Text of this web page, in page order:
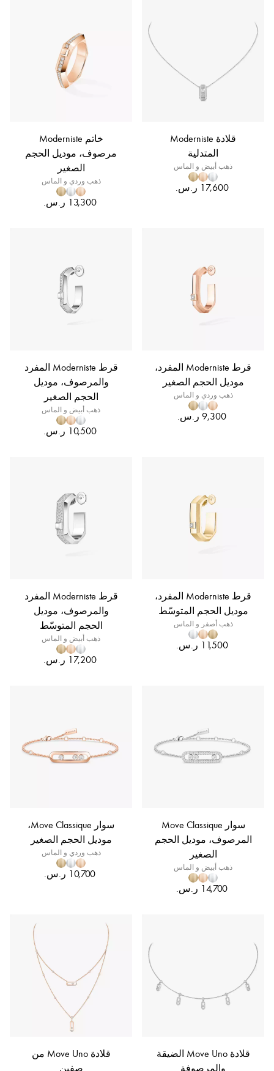
قلادة Moderniste
المتدلية
ذهب أبيض و الماس
‏17,600 ر.س.‏
خاتم Moderniste
مرصوف، موديل الحجم
الصغير
ذهب وردي و الماس
‏13,300 ر.س.‏
قرط Moderniste المفرد،
موديل الحجم الصغير
ذهب وردي و الماس
قرط Moderniste المفرد
والمرصوف، موديل
الحجم الصغير
ذهب أبيض و الماس
‏10,500 ر.س.‏
قرط Moderniste المفرد،
موديل الحجم المتوسّط
ذهب أصفر و الماس
‏11,500 ر.س.‏
قرط Moderniste المفرد
والمرصوف، موديل
الحجم المتوسّط
ذهب أبيض و الماس
‏17,200 ر.س.‏
سوار Move Classique
المرصوف، موديل الحجم
الصغير
ذهب أبيض و الماس
سوار Move Classique،
موديل الحجم الصغير
ذهب وردي و الماس
قلادة Move Uno الضيقة
والمرصوفة
قلادة Move Uno من
صفين